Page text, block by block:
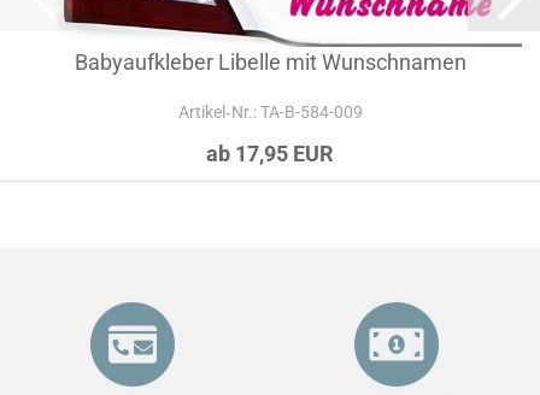
Babyaufkleber Libelle mit Wunschnamen
Artikel‑Nr.: TA-B-584-009
ab 17,95 EUR